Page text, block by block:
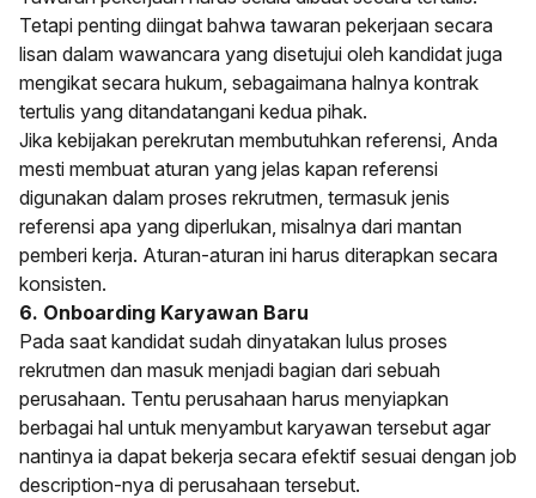
Tetapi penting diingat bahwa tawaran pekerjaan secara
lisan dalam wawancara yang disetujui oleh kandidat juga
mengikat secara hukum, sebagaimana halnya kontrak
tertulis yang ditandatangani kedua pihak.
Jika kebijakan perekrutan membutuhkan referensi, Anda
mesti membuat aturan yang jelas kapan referensi
digunakan dalam proses rekrutmen, termasuk jenis
referensi apa yang diperlukan, misalnya dari mantan
pemberi kerja. Aturan-aturan ini harus diterapkan secara
konsisten.
6. Onboarding Karyawan Baru
Pada saat kandidat sudah dinyatakan lulus proses
rekrutmen dan masuk menjadi bagian dari sebuah
perusahaan. Tentu perusahaan harus menyiapkan
berbagai hal untuk menyambut karyawan tersebut agar
nantinya ia dapat bekerja secara efektif sesuai dengan job
description-nya di perusahaan tersebut.